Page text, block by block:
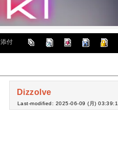
添付
Dizzolve
Last-modified: 2025-06-09 (月)